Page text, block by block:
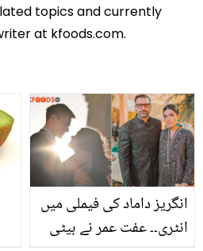
topics and currently
at kfoods.com.
انگریز داماد کی فیملی میں
انٹری۔۔ عفت عمر نے بیٹی